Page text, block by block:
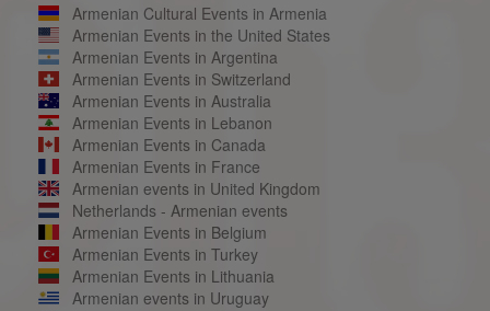
Armenian Cultural Events in Armenia
Armenian Events in the United States
Armenian Events in Argentina
Armenian Events in Switzerland
Armenian Events in Australia
Armenian Events in Lebanon
Armenian Events in Canada
Armenian Events in France
Armenian events in United Kingdom
Netherlands - Armenian events
Armenian Events in Belgium
Armenian Events in Turkey
Armenian Events in Lithuania
Armenian events in Uruguay